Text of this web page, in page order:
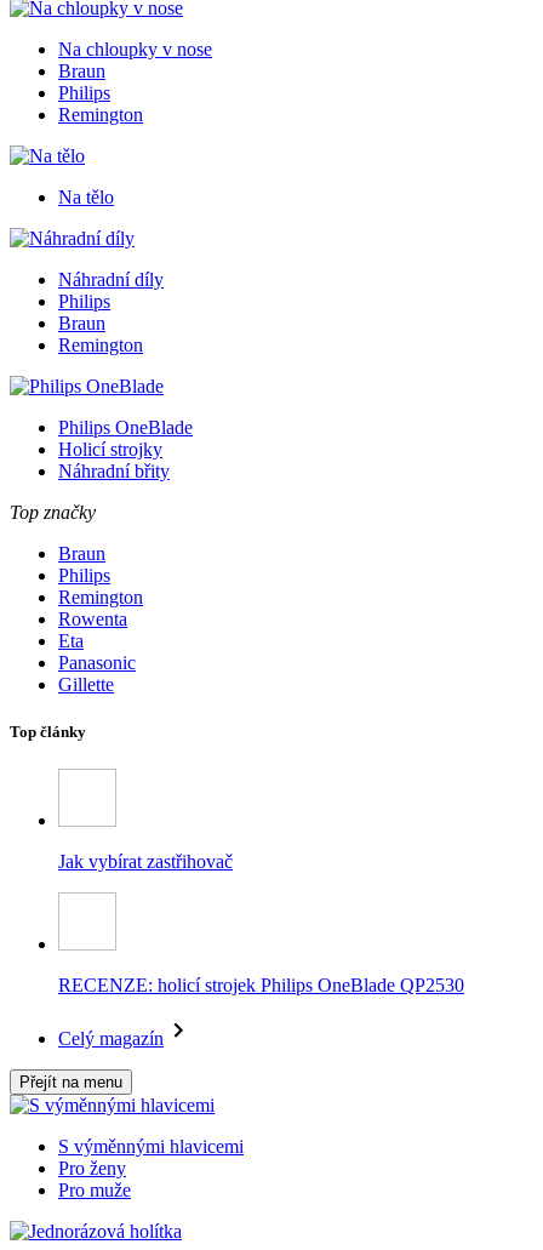
Na chloupky v nose
Braun
Philips
Remington
Na tělo
Náhradní díly
Philips
Braun
Remington
Philips OneBlade
Holicí strojky
Náhradní břity
Top značky
Braun
Philips
Remington
Rowenta
Eta
Panasonic
Gillette
Top články
Jak vybírat zastřihovač
RECENZE: holicí strojek Philips OneBlade QP2530
Celý magazín
Přejít na menu
S výměnnými hlavicemi
Pro ženy
Pro muže